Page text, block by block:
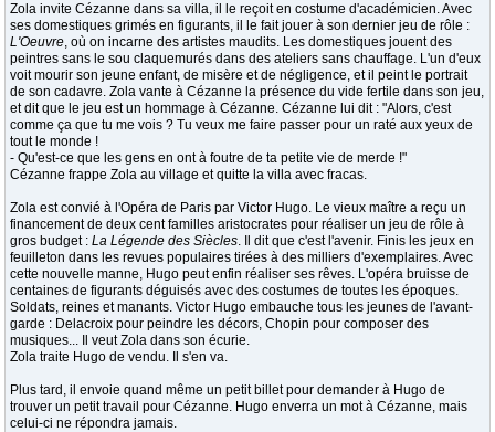
Zola invite Cézanne dans sa villa, il le reçoit en costume d'académicien. Avec
ses domestiques grimés en figurants, il le fait jouer à son dernier jeu de rôle :
L'Oeuvre, où on incarne des artistes maudits. Les domestiques jouent des
peintres sans le sou claquemurés dans des ateliers sans chauffage. L'un d'eux
voit mourir son jeune enfant, de misère et de négligence, et il peint le portrait
de son cadavre. Zola vante à Cézanne la présence du vide fertile dans son jeu,
et dit que le jeu est un hommage à Cézanne. Cézanne lui dit : "Alors, c'est
comme ça que tu me vois ? Tu veux me faire passer pour un raté aux yeux de
tout le monde !
- Qu'est-ce que les gens en ont à foutre de ta petite vie de merde !"
Cézanne frappe Zola au village et quitte la villa avec fracas.
Zola est convié à l'Opéra de Paris par Victor Hugo. Le vieux maître a reçu un
financement de deux cent familles aristocrates pour réaliser un jeu de rôle à
gros budget : La Légende des Siècles. Il dit que c'est l'avenir. Finis les jeux en
feuilleton dans les revues populaires tirées à des milliers d'exemplaires. Avec
cette nouvelle manne, Hugo peut enfin réaliser ses rêves. L'opéra bruisse de
centaines de figurants déguisés avec des costumes de toutes les époques.
Soldats, reines et manants. Victor Hugo embauche tous les jeunes de l'avant-
garde : Delacroix pour peindre les décors, Chopin pour composer des
musiques... Il veut Zola dans son écurie.
Zola traite Hugo de vendu. Il s'en va.
Plus tard, il envoie quand même un petit billet pour demander à Hugo de
trouver un petit travail pour Cézanne. Hugo enverra un mot à Cézanne, mais
celui-ci ne répondra jamais.